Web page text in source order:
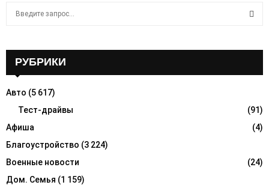
o
R
C
H
РУБРИКИ
Авто (5 617)
Тест-драйвы
(91)
Афиша
(4)
Благоустройство (3 224)
Военные новости
(24)
Дом. Семья (1 159)